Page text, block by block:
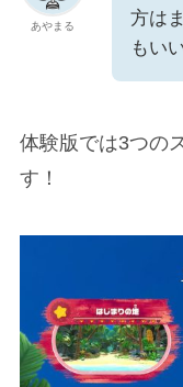
あやまる
方は
もい
体験版では3つの
す！